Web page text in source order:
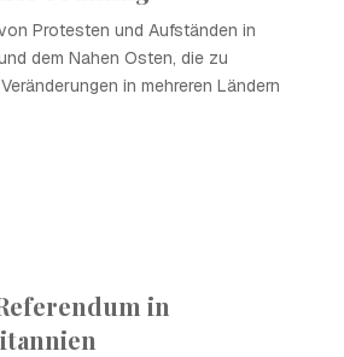
Protesten und Aufständen in
dem Nahen Osten, die zu
in mehreren Ländern
in